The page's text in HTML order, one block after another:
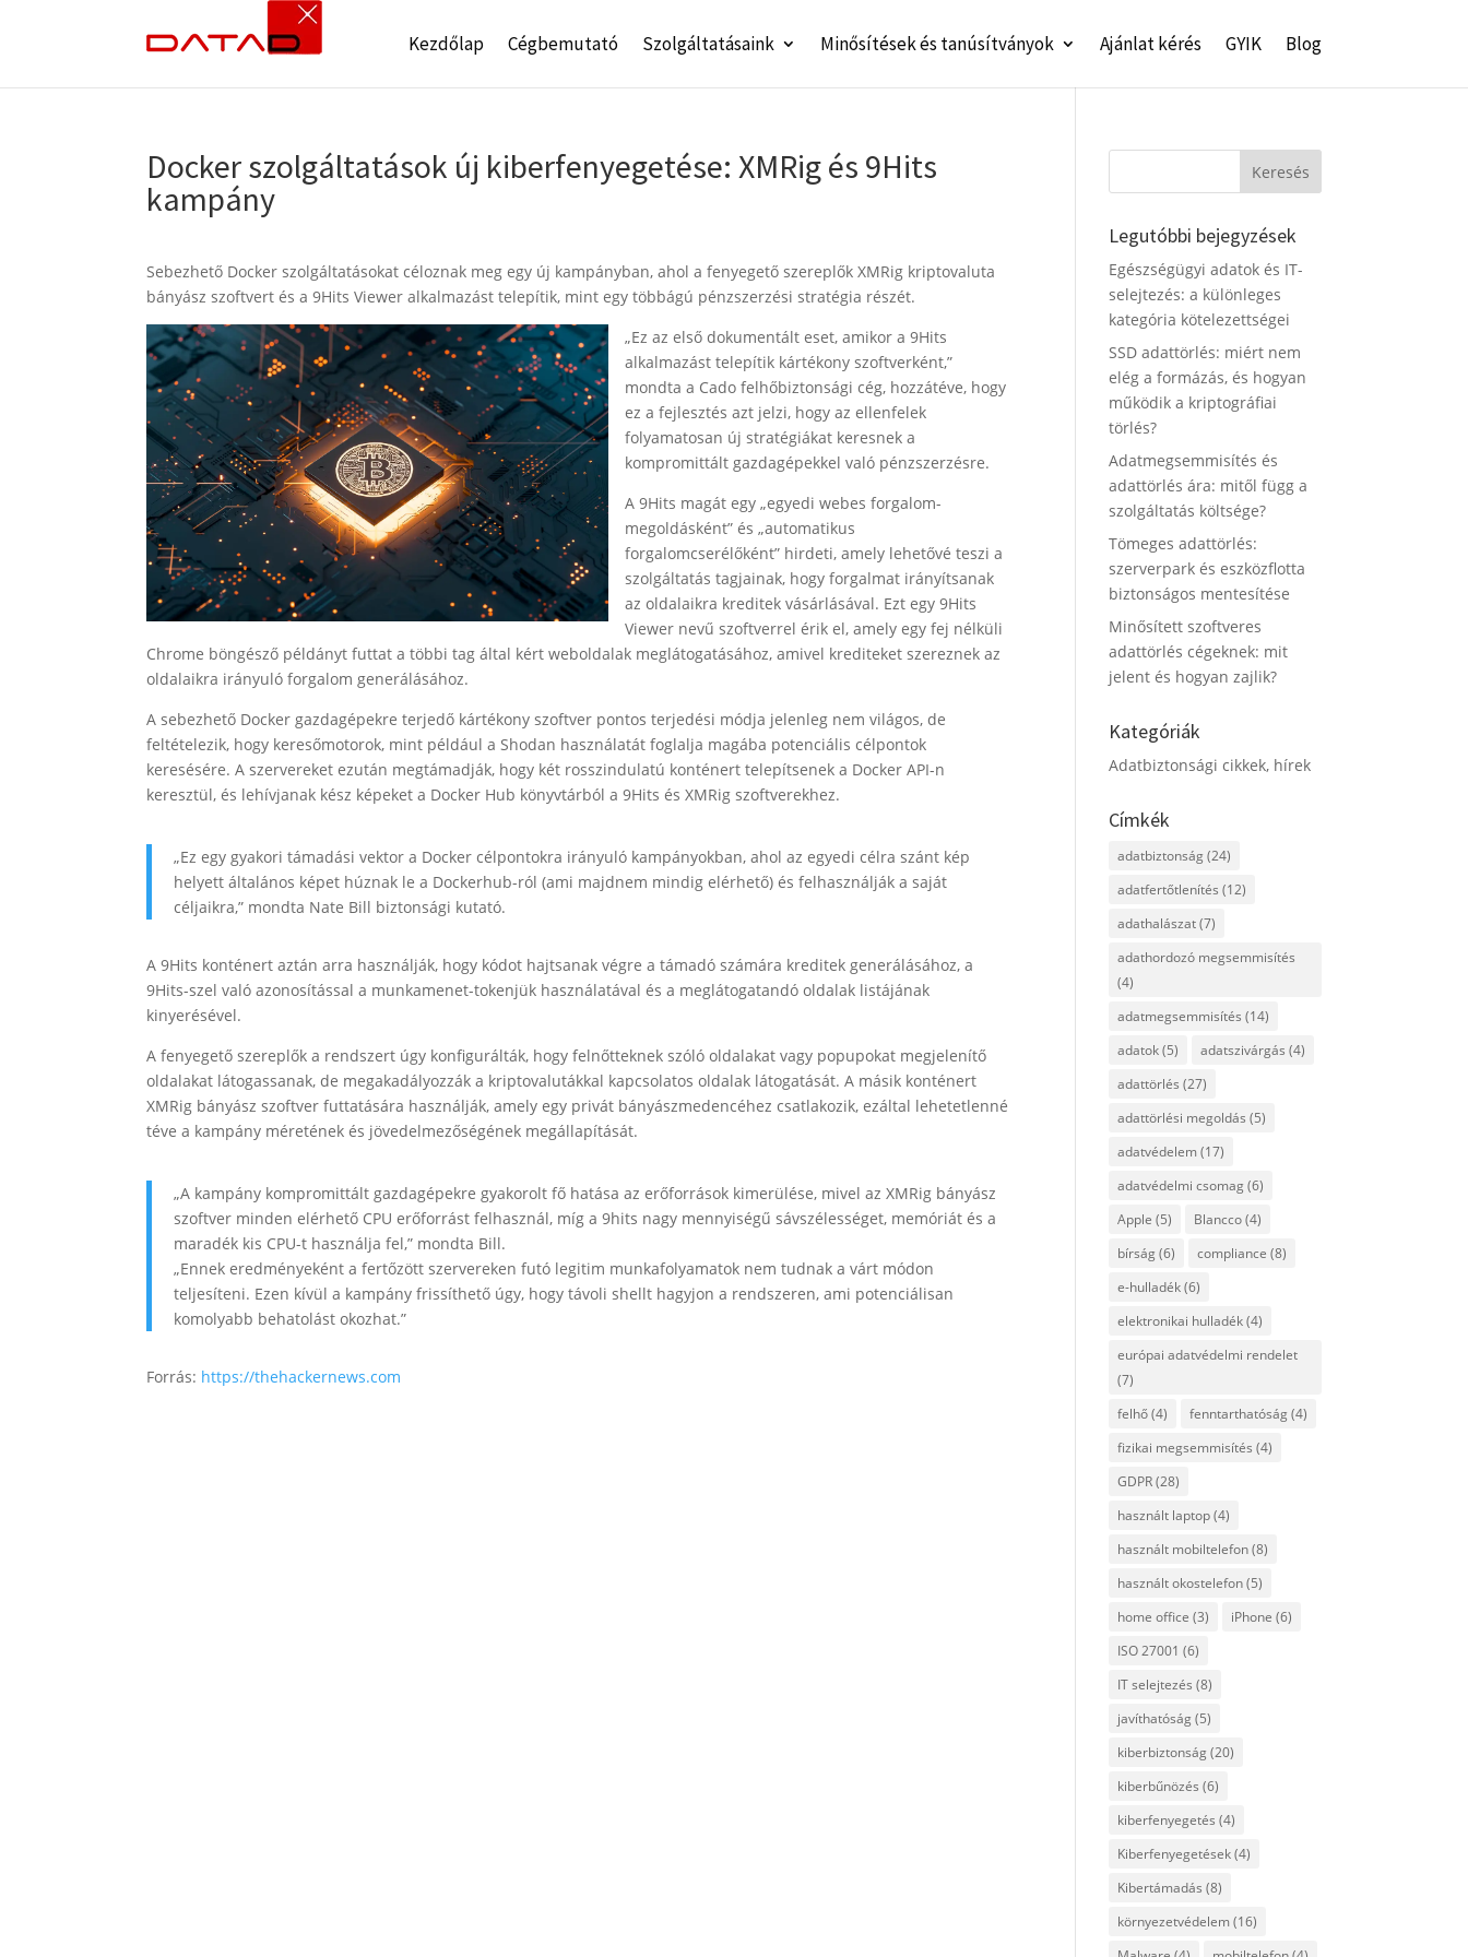
Kezdőlap Cégbemutató Szolgáltatásaink Minősítések és tanúsítványok Ajánlat kérés GYIK Blog
Docker szolgáltatások új kiberfenyegetése: XMRig és 9Hits
kampány
Sebezhető Docker szolgáltatásokat céloznak meg egy új kampányban, ahol a fenyegető szereplők XMRig kriptovaluta
bányász szoftvert és a 9Hits Viewer alkalmazást telepítik, mint egy többágú pénzszerzési stratégia részét.
„Ez az első dokumentált eset, amikor a 9Hits
alkalmazást telepítik kártékony szoftverként,”
mondta a Cado felhőbiztonsági cég, hozzátéve, hogy
ez a fejlesztés azt jelzi, hogy az ellenfelek
folyamatosan új stratégiákat keresnek a
kompromittált gazdagépekkel való pénzszerzésre.
A 9Hits magát egy „egyedi webes forgalom-
megoldásként” és „automatikus
forgalomcserélőként” hirdeti, amely lehetővé teszi a
szolgáltatás tagjainak, hogy forgalmat irányítsanak
az oldalaikra kreditek vásárlásával. Ezt egy 9Hits
Viewer nevű szoftverrel érik el, amely egy fej nélküli
Chrome böngésző példányt futtat a többi tag által kért weboldalak meglátogatásához, amivel krediteket szereznek az
oldalaikra irányuló forgalom generálásához.
A sebezhető Docker gazdagépekre terjedő kártékony szoftver pontos terjedési módja jelenleg nem világos, de
feltételezik, hogy keresőmotorok, mint például a Shodan használatát foglalja magába potenciális célpontok
keresésére. A szervereket ezután megtámadják, hogy két rosszindulatú konténert telepítsenek a Docker API-n
keresztül, és lehívjanak kész képeket a Docker Hub könyvtárból a 9Hits és XMRig szoftverekhez.
„Ez egy gyakori támadási vektor a Docker célpontokra irányuló kampányokban, ahol az egyedi célra szánt kép
helyett általános képet húznak le a Dockerhub-ról (ami majdnem mindig elérhető) és felhasználják a saját
céljaikra,” mondta Nate Bill biztonsági kutató.
A 9Hits konténert aztán arra használják, hogy kódot hajtsanak végre a támadó számára kreditek generálásához, a
9Hits-szel való azonosítással a munkamenet-tokenjük használatával és a meglátogatandó oldalak listájának
kinyerésével.
A fenyegető szereplők a rendszert úgy konfigurálták, hogy felnőtteknek szóló oldalakat vagy popupokat megjelenítő
oldalakat látogassanak, de megakadályozzák a kriptovalutákkal kapcsolatos oldalak látogatását. A másik konténert
XMRig bányász szoftver futtatására használják, amely egy privát bányászmedencéhez csatlakozik, ezáltal lehetetlenné
téve a kampány méretének és jövedelmezőségének megállapítását.
„A kampány kompromittált gazdagépekre gyakorolt fő hatása az erőforrások kimerülése, mivel az XMRig bányász
szoftver minden elérhető CPU erőforrást felhasznál, míg a 9hits nagy mennyiségű sávszélességet, memóriát és a
maradék kis CPU-t használja fel,” mondta Bill.
„Ennek eredményeként a fertőzött szervereken futó legitim munkafolyamatok nem tudnak a várt módon
teljesíteni. Ezen kívül a kampány frissíthető úgy, hogy távoli shellt hagyjon a rendszeren, ami potenciálisan
komolyabb behatolást okozhat.”
Forrás: https://thehackernews.com
Legutóbbi bejegyzések
Egészségügyi adatok és IT-
selejtezés: a különleges
kategória kötelezettségei
SSD adattörlés: miért nem
elég a formázás, és hogyan
működik a kriptográfiai
törlés?
Adatmegsemmisítés és
adattörlés ára: mitől függ a
szolgáltatás költsége?
Tömeges adattörlés:
szerverpark és eszközflotta
biztonságos mentesítése
Minősített szoftveres
adattörlés cégeknek: mit
jelent és hogyan zajlik?
Kategóriák
Adatbiztonsági cikkek, hírek
Címkék
adatbiztonság(24)
adatfertőtlenítés (12)
adathalászat(7)
adathordozó megsemmisítés
(4)
adatmegsemmisítés (14)
adatok(5) adatszivárgás (4)
adattörlés (27)
adattörlési megoldás (5)
adatvédelem(17)
adatvédelmi csomag(6)
Apple (5) Blancco(4)
bírság(6) compliance (8)
e-hulladék(6)
elektronikai hulladék(4)
európai adatvédelmi rendelet
(7)
felhő(4) fenntarthatóság(4)
fizikai megsemmisítés (4)
GDPR(28)
használt laptop(4)
használt mobiltelefon(8)
használt okostelefon(5)
home office (3) iPhone (6)
ISO 27001 (6)
IT selejtezés (8)
javíthatóság(5)
kiberbiztonság(20)
kiberbűnözés (6)
kiberfenyegetés (4)
Kiberfenyegetések(4)
Kibertámadás (8)
környezetvédelem(16)